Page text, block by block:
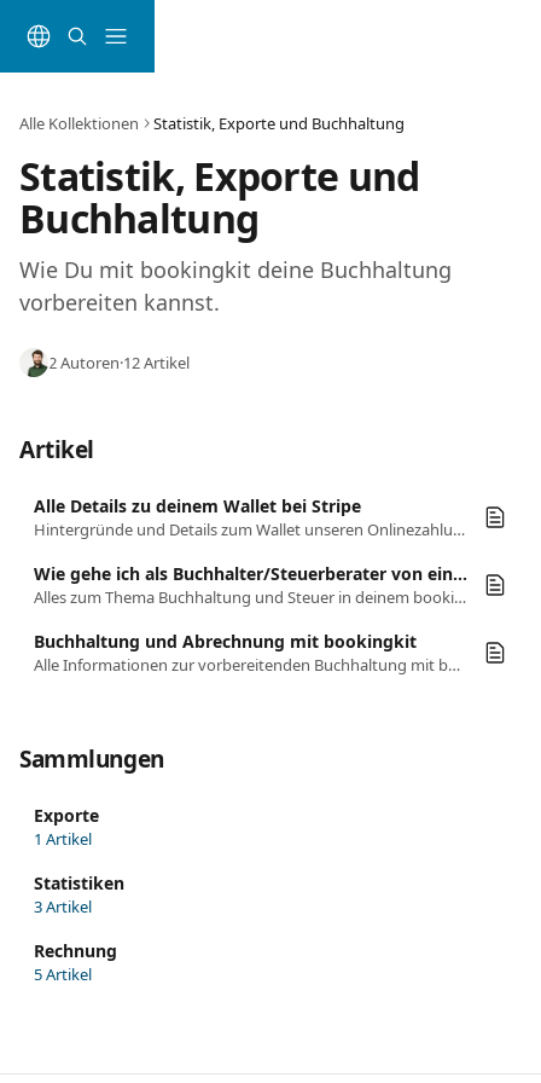
Alle Kollektionen Statistik, Exporte und Buchhaltung
Statistik, Exporte und
Buchhaltung
Wie Du mit bookingkit deine Buchhaltung
vorbereiten kannst.
2 Autoren·12 Artikel
Artikel
Alle Details zu deinem Wallet bei Stripe
Hintergründe und Details zum Wallet unseren Onlinezahlungsanbieters Stripe
Wie gehe ich als Buchhalter/Steuerberater von einem Erlebnisanbieter mit bookingkit um?
Alles zum Thema Buchhaltung und Steuer in deinem bookingkit-Account kannst du direkt hier nachlesen:
Buchhaltung und Abrechnung mit bookingkit
Alle Informationen zur vorbereitenden Buchhaltung mit bookingkit.
Sammlungen
Exporte
1 Artikel
Statistiken
3 Artikel
Rechnung
5 Artikel